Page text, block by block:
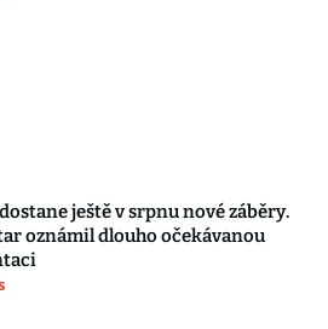
ještě v srpnu nové záběry.
oznámil dlouho očekávanou